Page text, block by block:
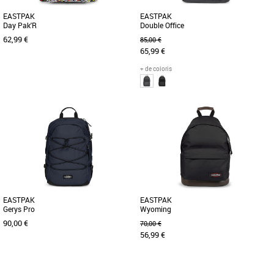
EASTPAK
Day Pak'R
62,99 €
Nouvelle collection Eastpak
Découvrez le sac à dos Eastpak Day
Pak'R, un incontournable de la
collection printemps-été 2026 alliant [...]
EASTPAK
Double Office
85,00 €
65,99 €
+ de coloris
Nouvelle collection Eastpak
Ce sac à dos pro Eastpak confortable a
été revisité avec sa forme rectangulaire
et encore plus de [...]
EASTPAK
Gerys Pro
90,00 €
EASTPAK
Wyoming
70,00 €
56,99 €